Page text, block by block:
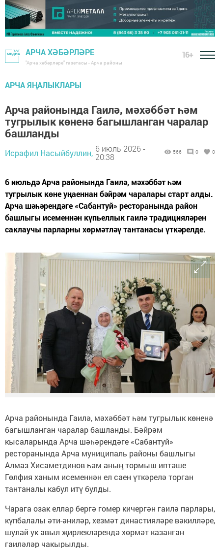
АРЧА ХӘБӘРЛӘРЕ
"Арча хәбәрләре" газетасы - Арча районы
16+
АРЧА ЯҢАЛЫКЛАРЫ
Арча районында Гаилә, мәхәббәт һәм
тугрылык көненә багышланган чаралар
башланды
Исрафил Насыйбуллин, 6 июль 2026 -
20:38
566 0 0
6 июльдә Арча районында Гаилә, мәхәббәт һәм
тугрылык көне уңаеннан бәйрәм чаралары старт алды.
Арча шәһәрендәге «Сабантуй» ресторанында район
башлыгы исеменнән күпьеллык гаилә традицияләрен
саклаучы парларны хөрмәтләү тантанасы үткәрелде.
Арча районында Гаилә, мәхәббәт һәм тугрылык көненә
багышланган чаралар башланды. Бәйрәм
кысаларында Арча шәһәрендәге «Сабантуй»
ресторанында Арча муниципаль районы башлыгы
Алмаз Хисаметдинов һәм аның тормыш иптәше
Гөлфия ханым исеменнән ел саен үткәрелә торган
тантаналы кабул итү булды.
Чарага озак еллар бергә гомер кичергән гаилә парлары,
күпбалалы әти-әниләр, хезмәт династияләре вәкилләре,
шулай ук авыл җирлекләрендә хөрмәт казанган
гаиләләр чакырылды.